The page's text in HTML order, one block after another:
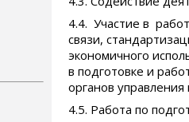
4.4. Участие в
связи,
экономичного
в подготовке и
органов
4.5. Работа по